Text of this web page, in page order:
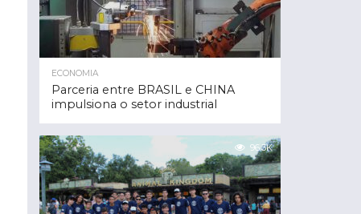
ECONOMIA
Parceria entre BRASIL e CHINA
impulsiona o setor industrial
96.3K